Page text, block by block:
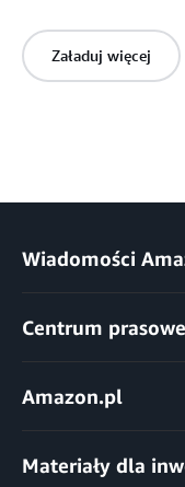
Załaduj więcej
Wiadomości
Centrum prasowe
Amazon.pl
Materiały dla